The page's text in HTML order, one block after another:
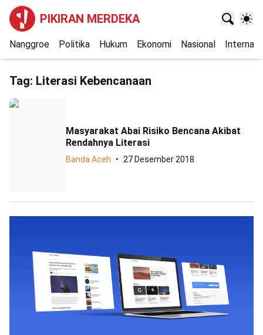
PIKIRAN MERDEKA
Nanggroe Politika Hukum Ekonomi Nasional
Tag: Literasi Kebencanaan
Masyarakat Abai Risiko Bencana Akibat
Rendahnya Literasi
Banda Aceh 27 Desember 2018